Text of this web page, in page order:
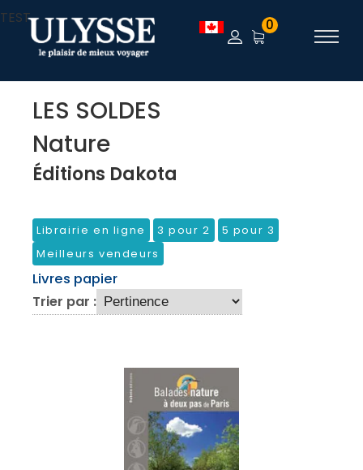
TEST 0
LES SOLDES
Nature
Éditions Dakota
Librairie en ligne 3 pour 2
5 pour 3
Meilleurs vendeurs
Livres papier
Trier par :